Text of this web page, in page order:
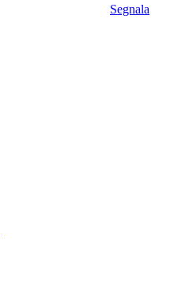
Segnala